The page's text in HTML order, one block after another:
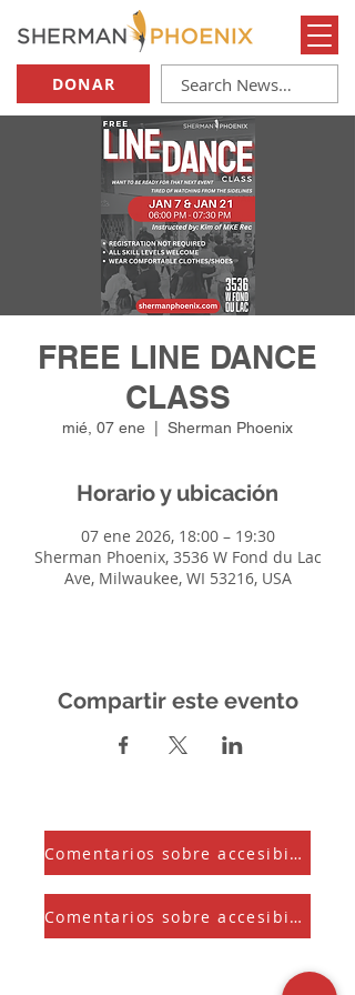
DONAR
FREE LINE DANCE
CLASS
mié, 07 ene Sherman Phoenix
Horario y ubicación
07 ene 2026, 18:00 – 19:30
Sherman Phoenix, 3536 W Fond du Lac
Ave, Milwaukee, WI 53216, USA
Compartir este evento
Comentarios sobre accesibilidad
Comentarios sobre accesibilidad
Suscríbete a nuestra Newsletter